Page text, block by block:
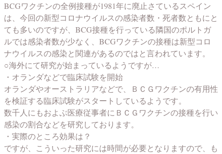
BCGワクチンの全例接種が1981年に廃止さているスペイン
は、今回の新型コロナウイルスの感染者数・死者数ともにと
ても多いのですが、BCG接種を行っている隣国のポルトガ
ルでは感染者数が少なく、BCGワクチンの接種は新型コロ
ナウイルスの感染と関連があるのではと言われています。
○海外にて研究が始まっているようですが…
・オランダなどで臨床試験を開始
オランダやオーストラリアなどで、ＢＣＧワクチンの有用性
を検証する臨床試験がスタートしているようです。
数千人にもおよぶ医療従事者にＢＣＧワクチンの接種を行い
感染の割合などを研究しております。
・実際のところ効果は？
ですが、こういった研究には時間が必要となりますので、も